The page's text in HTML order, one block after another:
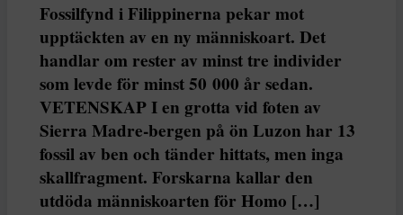
Fossilfynd i Filippinerna pekar mot
upptäckten av en ny människoart. Det
handlar om rester av minst tre individer
som levde för minst 50 000 år sedan.
VETENSKAP I en grotta vid foten av
Sierra Madre-bergen på ön Luzon har 13
fossil av ben och tänder hittats, men inga
skallfragment. Forskarna kallar den
utdöda människoarten för Homo […]